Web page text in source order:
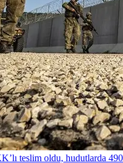
teslim oldu, hudutlarda 490